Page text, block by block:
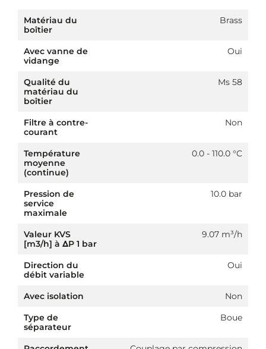
Matériau du
boîtier
Brass
Avec vanne de
vidange
Oui
Qualité du
matériau du
boîtier
Ms 58
Filtre à contre-
courant
Non
Température
moyenne
(continue)
0.0 - 110.0 °C
Pression de
service
maximale
10.0 bar
Valeur KVS
[m3/h] à ΔP 1 bar
9.07 m³/h
Direction du
débit variable
Oui
Avec isolation
Non
Type de
séparateur
Boue